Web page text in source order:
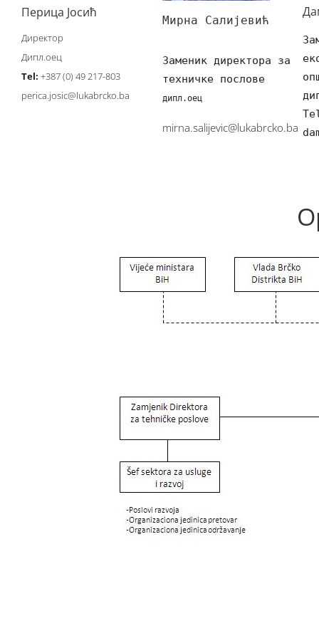
Перица Јосић
Директор
Дипл.оец
Tel: +387 (0) 49 217-803
perica.josic@lukabrcko.ba
Мирна Салијевић
Заменик директора за
техничке послове
mirna.salijevic@lukabrcko.ba